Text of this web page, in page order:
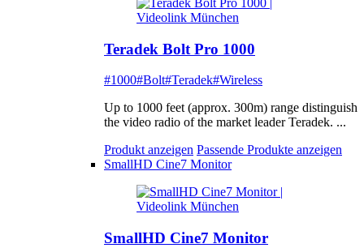
Teradek Bolt Pro 1000
#1000#Bolt#Teradek#Wireless
Up to 1000 feet (approx. 300m) range distinguish
the video radio of the market leader Teradek. ...
Produkt anzeigen Passende Produkte anzeigen
SmallHD Cine7 Monitor
SmallHD Cine7 Monitor